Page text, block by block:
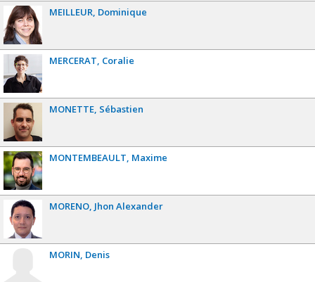
MEILLEUR Dominique
MERCERAT Coralie
MONETTE Sébastien
MONTEMBEAULT Maxime
MORENO Jhon Alexander
MORIN Denis